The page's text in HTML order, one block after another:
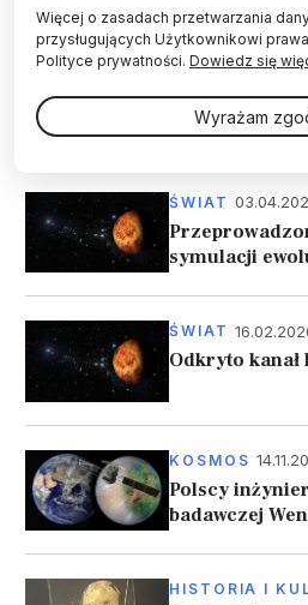
ŚWIAT
„Skok
olbrzymie fale
ŚWIAT
symulacji
ŚWIAT
Odkryto kanał
KOSMOS
Polscy
badawczej
HISTORIA I
Więcej o zasadach przetwarzania
przysługujących Użytkownikowi
Polityce prywatności. Dowiedz się
Wyrażam